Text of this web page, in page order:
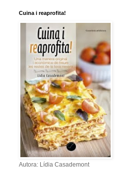
Cuina i reaprofita!
Autora: Lídia Casademont